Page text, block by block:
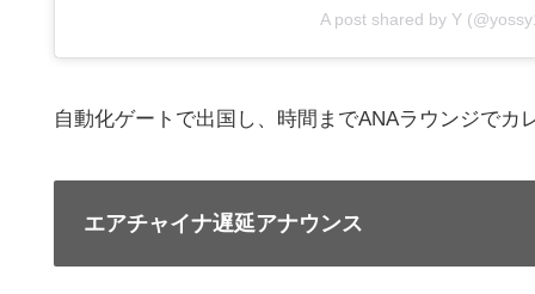
A post shared by Y
自動化ゲートで出国し、時間までANAラウンジでカ
エアチャイナ遅延アナウンス